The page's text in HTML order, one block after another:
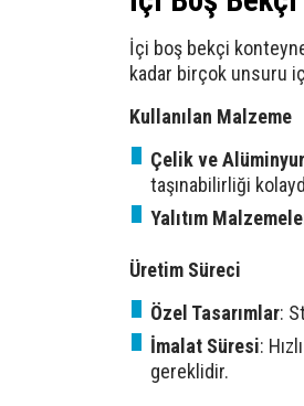
İçi boş bekçi
kadar birçok unsuru
Kullanılan Malzeme
Çelik ve
taşınabilirliği
Yalıtım
Üretim Süreci
Özel Tasarımlar:
İmalat Süresi:
gereklidir.